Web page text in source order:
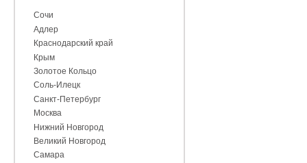
Сочи
Адлер
Краснодарский край
Крым
Золотое Кольцо
Соль-Илецк
Санкт-Петербург
Москва
Нижний Новгород
Великий Новгород
Самара